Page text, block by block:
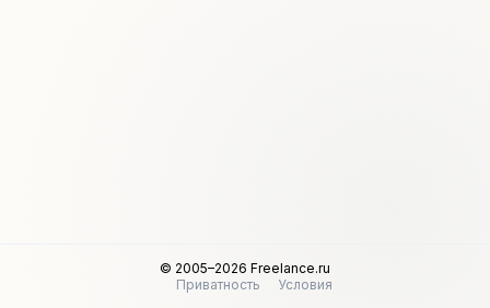
© 2005–2026 Freelance.ru
Приватность
Условия